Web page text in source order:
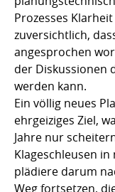
Prozesses
zuversichtlich,
angesprochen
der Diskussionen
werden kann.
Ein völlig neues
ehrgeiziges Ziel,
Jahre nur
Klageschleusen
plädiere darum
Weg fortsetzen,